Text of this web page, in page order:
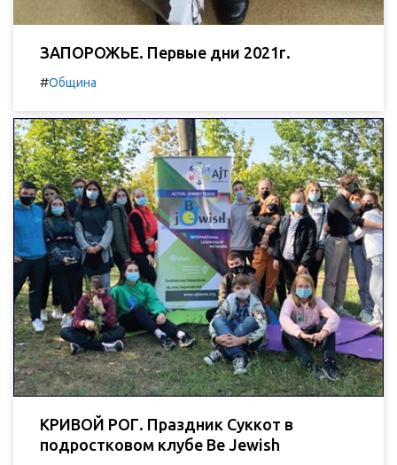
ЗАПОРОЖЬЕ. Первые дни 2021г.
#Община
КРИВОЙ РОГ. Праздник Суккот в
подростковом клубе Be Jewish